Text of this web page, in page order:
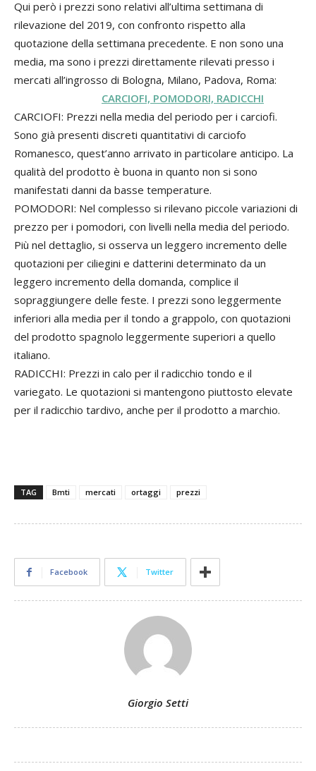
Qui però i prezzi sono relativi all’ultima settimana di
rilevazione del 2019, con confronto rispetto alla
quotazione della settimana precedente. E non sono una
media, ma sono i prezzi direttamente rilevati presso i
mercati all’ingrosso di Bologna, Milano, Padova, Roma:
CARCIOFI, POMODORI, RADICCHI
CARCIOFI: Prezzi nella media del periodo per i carciofi.
Sono già presenti discreti quantitativi di carciofo
Romanesco, quest’anno arrivato in particolare anticipo. La
qualità del prodotto è buona in quanto non si sono
manifestati danni da basse temperature.
POMODORI: Nel complesso si rilevano piccole variazioni di
prezzo per i pomodori, con livelli nella media del periodo.
Più nel dettaglio, si osserva un leggero incremento delle
quotazioni per ciliegini e datterini determinato da un
leggero incremento della domanda, complice il
sopraggiungere delle feste. I prezzi sono leggermente
inferiori alla media per il tondo a grappolo, con quotazioni
del prodotto spagnolo leggermente superiori a quello
italiano.
RADICCHI: Prezzi in calo per il radicchio tondo e il
variegato. Le quotazioni si mantengono piuttosto elevate
per il radicchio tardivo, anche per il prodotto a marchio.
TAG Bmti mercati ortaggi prezzi
Facebook Twitter
Giorgio Setti